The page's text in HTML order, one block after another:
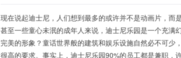
现在说起迪士尼，人们想到最多的或许并不是动画片，
甚至一些童心未泯的成年人来说，迪士尼乐园是一个充
完美的形象？童话世界般的建筑和娱乐设施自然必不可
很高的要求。事实上，迪士尼乐园90%的员工都是兼职